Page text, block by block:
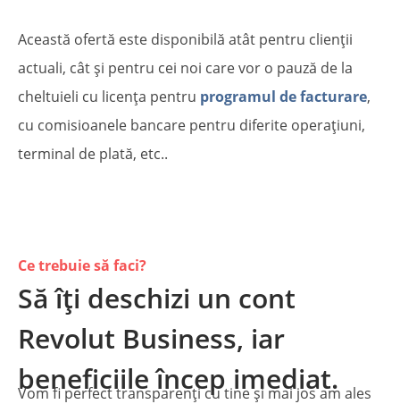
Această ofertă este disponibilă atât pentru clienții
actuali, cât și pentru cei noi care vor o pauză de la
cheltuieli cu licența pentru programul de facturare,
cu comisioanele bancare pentru diferite operațiuni,
terminal de plată, etc..
Ce trebuie să faci?
Să îți deschizi un cont
Revolut Business, iar
beneficiile încep imediat.
Vom fi perfect transparenți cu tine și mai jos am ales